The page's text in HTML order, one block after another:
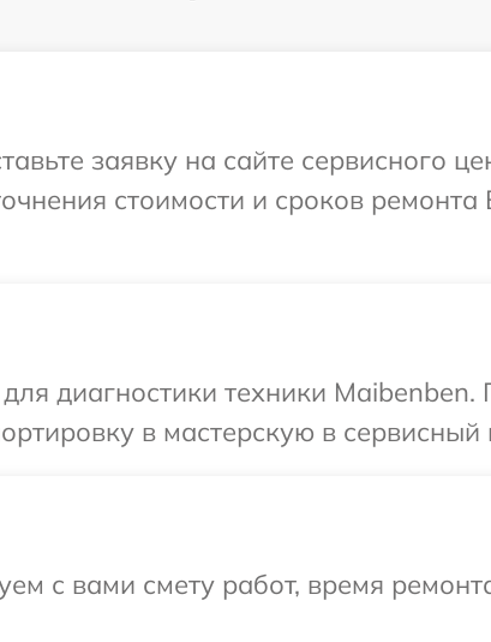
заявку на сайте сервисного
стоимости и сроков ремонта
диагностики техники Maibenben.
в мастерскую в сервисный
с вами смету работ, время